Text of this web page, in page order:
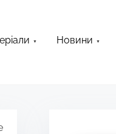
Новини